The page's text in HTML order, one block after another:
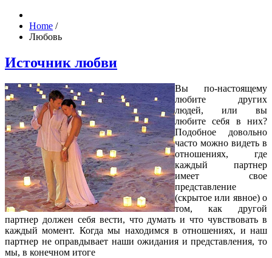
Home /
Любовь
Источник любви
Вы по-настоящему
любите других
людей, или вы
любите себя в них?
Подобное довольно
часто можно видеть в
отношениях, где
каждый партнер
имеет свое
представление
(скрытое или явное) о
том, как другой
партнер должен себя вести, что думать и что чувствовать в
каждый момент. Когда мы находимся в отношениях, и наш
партнер не оправдывает наши ожидания и представления, то
мы, в конечном итоге